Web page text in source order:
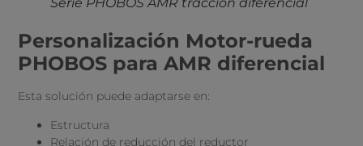
Personalización Motor-rueda
PHOBOS para AMR diferencial
Esta solución puede adaptarse en:
Estructura
Relación de reducción del reductor